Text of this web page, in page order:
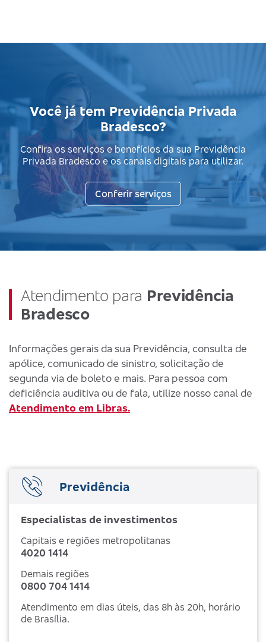
Você já tem Previdência Privada
Bradesco?
Confira os serviços e benefícios da sua Previdência
Privada Bradesco e os canais digitais para utilizar.
Conferir serviços
Atendimento para Previdência
Bradesco
Informações gerais da sua Previdência, consulta de
apólice, comunicado de sinistro, solicitação de
segunda via de boleto e mais. Para pessoa com
deficiência auditiva ou de fala, utilize nosso canal de
Atendimento em Libras.
Previdência
Especialistas de investimentos
Capitais e regiões metropolitanas
4020 1414
Demais regiões
0800 704 1414
Atendimento em dias úteis, das 8h às 20h, horário
de Brasília.